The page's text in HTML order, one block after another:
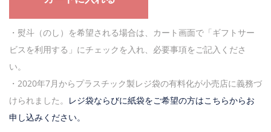
・熨斗（のし）を希望される場合は、カート画面で「ギフトサー
ビスを利用する」にチェックを入れ、必要事項をご記入くださ
い。
・2020年7月からプラスチック製レジ袋の有料化が小売店に義務づ
けられました。
レジ袋ならびに紙袋をご希望の方はこちらからお
申し込みください。